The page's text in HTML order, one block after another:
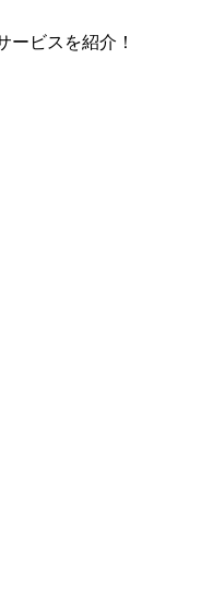
ービスを紹介！